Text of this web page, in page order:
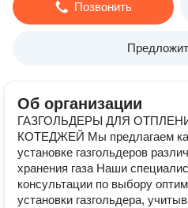
Позвонить
Об организации
ГАЗГОЛЬДЕРЫ ДЛЯ
КОТЕДЖЕЙ Мы предлагаем
установке газгольдеров
хранения газа Наши
консультации по выбору
установки газгольдера,